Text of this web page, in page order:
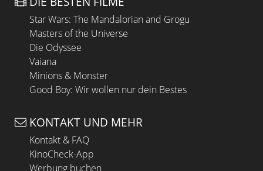
Star Wars: The Mandalorian and Grogu
Masters of the Universe
Die Odyssee
Vaiana
Minions & Monster
Good Boy: Wir wollen nur dein Bestes
KONTAKT UND MEHR
Kontakt & FAQ
KinoCheck-App
Werbung buchen